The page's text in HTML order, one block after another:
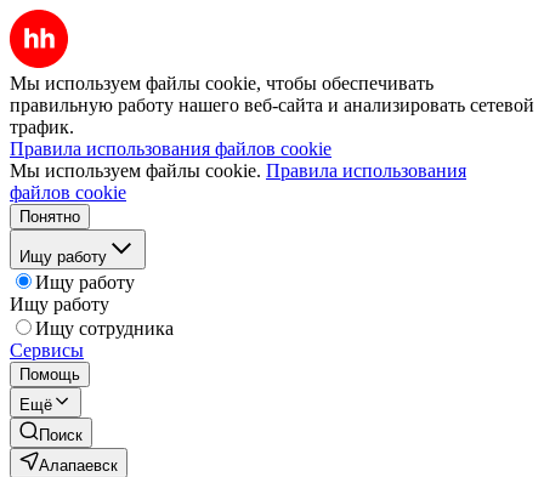
Мы используем файлы cookie, чтобы обеспечивать
правильную работу нашего веб-сайта и анализировать сетевой
трафик.
Правила использования файлов cookie
Мы используем файлы cookie. Правила использования
файлов cookie
Понятно
Ищу работу
Ищу работу
Ищу работу
Ищу сотрудника
Сервисы
Помощь
Ещё
Поиск
Алапаевск